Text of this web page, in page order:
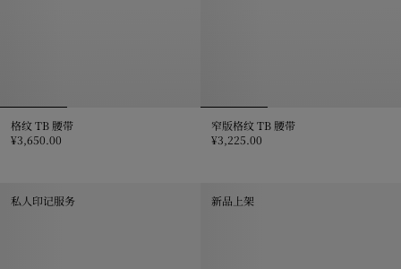
格纹 TB 腰带
¥3,650.00
窄版格纹 TB 腰带
¥3,225.00
私人印记服务 新品上架